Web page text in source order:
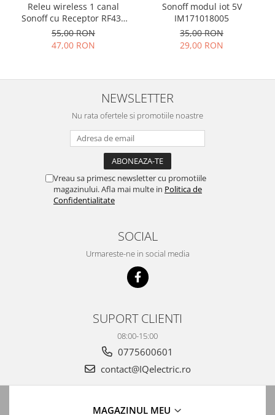
Panouri led
Proiectoare led
Panouri Display Adresabile
Accesorii banda led
Accesorii montaj iluminat
Accesorii Proiectoare LED
Amplificatoare RGB
Amplificatoare audio
Releu wireless 1 canal
Sonoff cu Receptor RF433
10A
55,00 RON
47,00 RON
Sonoff modul iot 5V
IM171018005
35,00 RON
29,00 RON
NEWSLETTER
Nu rata ofertele si promotiile noastre
Vreau sa primesc newsletter cu promotiile
magazinului. Afla mai multe in Politica de
Confidentialitate
SOCIAL
Urmareste-ne in social media
SUPORT CLIENTI
08:00-15:00
0775600601
contact@IQelectric.ro
MAGAZINUL MEU